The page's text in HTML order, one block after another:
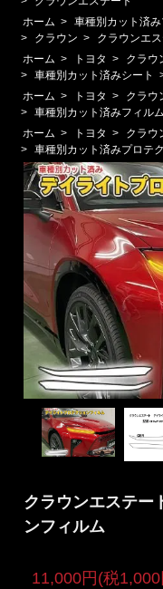
ホーム > 車種別カット済
>
クラウン >
クラウンエス
ホーム > トヨタ > クラウ
> 車種別カット済みシート
ホーム > トヨタ > クラウ
> 車種別カット済みフィルム
ホーム > トヨタ > クラウ
> 車種別カット済みプロテ
クラウンエステ
ンフィルム
11,000円(税1,000